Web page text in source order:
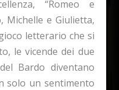
“Romeo e
Michelle e Giulietta,
letterario che si
le vicende dei due
Bardo diventano
solo un sentimento